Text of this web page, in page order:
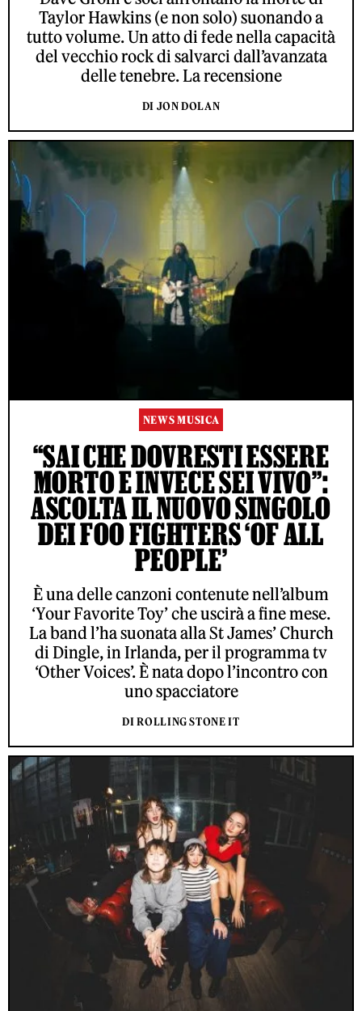
Taylor Hawkins (e non solo) suonando a
tutto volume. Un atto di fede nella capacità
del vecchio rock di salvarci dall’avanzata
delle tenebre. La recensione
DI JON DOLAN
NEWS MUSICA
“SAI CHE DOVRESTI ESSERE
MORTO E INVECE SEI VIVO”:
ASCOLTA IL NUOVO SINGOLO
DEI FOO FIGHTERS ‘OF ALL
PEOPLE’
È una delle canzoni contenute nell’album
‘Your Favorite Toy’ che uscirà a fine mese.
La band l’ha suonata alla St James’ Church
di Dingle, in Irlanda, per il programma tv
‘Other Voices’. È nata dopo l’incontro con
uno spacciatore
DI ROLLING STONE IT